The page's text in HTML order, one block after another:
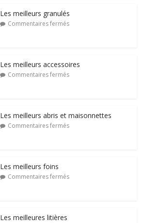
Les meilleurs granulés
Commentaires fermés
Les meilleurs accessoires
Commentaires fermés
Les meilleurs abris et maisonnettes
Commentaires fermés
Les meilleurs foins
Commentaires fermés
Les meilleures litières